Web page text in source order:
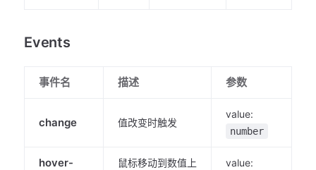
Events
事件名 描述 参数
change 值改变时触发
value:
number
hover-
鼠标移动到数值上
value: